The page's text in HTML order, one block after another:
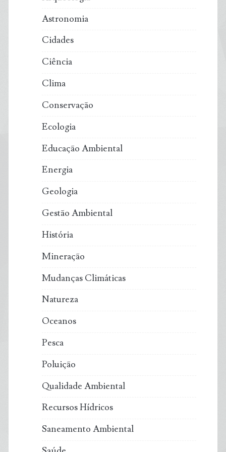
Astronomia
Cidades
Ciência
Clima
Conservação
Ecologia
Educação Ambiental
Energia
Geologia
Gestão Ambiental
História
Mineração
Mudanças Climáticas
Natureza
Oceanos
Pesca
Poluição
Qualidade Ambiental
Recursos Hídricos
Saneamento Ambiental